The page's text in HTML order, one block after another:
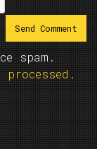
spam.